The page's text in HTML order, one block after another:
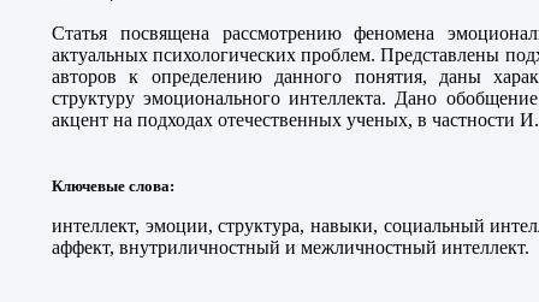
Статья посвящена рассмотрению феномена
актуальных психологических проблем. Представлены
авторов к определению данного понятия, даны
структуру эмоционального интеллекта. Дано
акцент на подходах отечественных ученых, в частности
Ключевые слова:
интеллект, эмоции, структура, навыки, социальный
аффект, внутриличностный и межличностный интеллект.